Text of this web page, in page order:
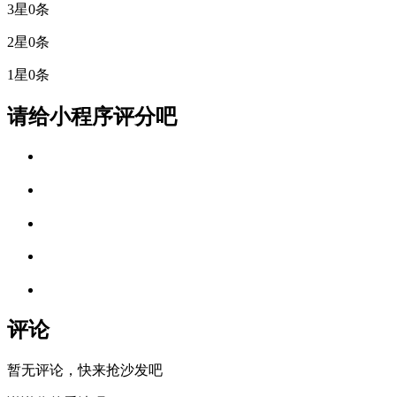
3星0条
2星0条
1星0条
请给小程序评分吧
评论
暂无评论，快来抢沙发吧